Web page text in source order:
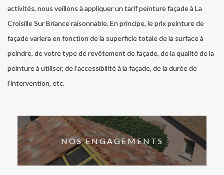
activités, nous veillons à appliquer un tarif peinture façade à La
Croisille Sur Briance raisonnable. En principe, le prix peinture de
façade variera en fonction de la superficie totale de la surface à
peindre, de votre type de revêtement de façade, de la qualité de la
peinture à utiliser, de l’accessibilité à la façade, de la durée de
l’intervention, etc.
NOS ENGAGEMENTS